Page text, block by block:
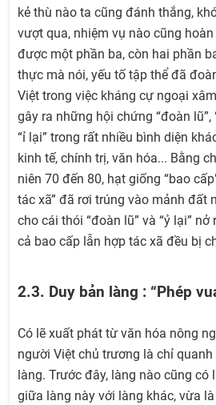
kẻ thù nào ta cũng đánh thắng,
vượt qua, nhiệm vụ nào cũng
được một phần ba, còn hai phần
thực mà nói, yếu tố tập thể đã
Việt trong việc kháng cự ngoại
gây ra những hội chứng “đoàn lũ”,
“ỉ lại” trong rất nhiều bình diện
kinh tế, chính trị, văn hóa... Bằng
niên 70 đến 80, hạt giống “bao
tác xã” đã rơi trúng vào mảnh đất
cho cái thói “đoàn lũ” và “ỷ lại”
cả bao cấp lẫn hợp tác xã đều bị
2.3. Duy bản làng : “Phép
Có lẽ xuất phát từ văn hóa nông
người Việt chủ trương là chỉ
làng. Trước đây, làng nào cũng có
giữa làng này với làng khác, vừa